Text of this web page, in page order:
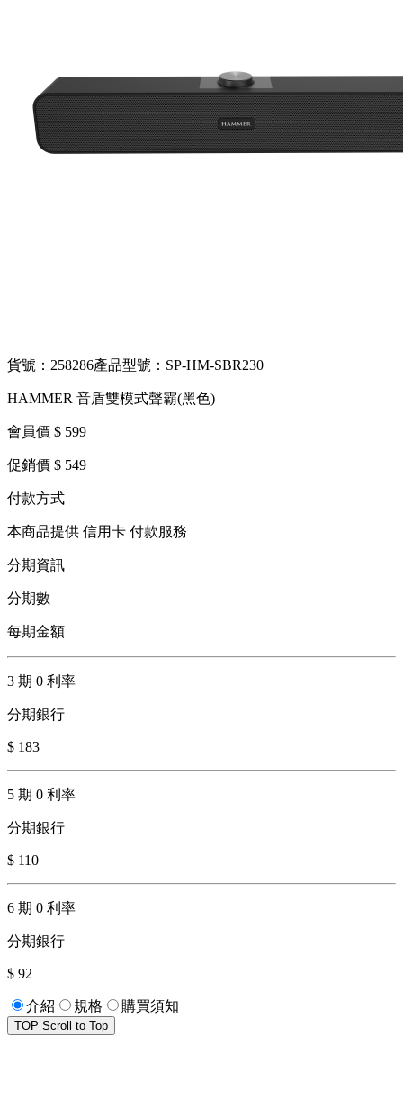
貨號：258286產品型號：SP-HM-SBR230
HAMMER 音盾雙模式聲霸(黑色)
會員價 $ 599
促銷價 $ 549
付款方式
本商品提供 信用卡 付款服務
分期資訊
分期數
每期金額
3 期 0 利率
分期銀行
$ 183
5 期 0 利率
分期銀行
$ 110
6 期 0 利率
分期銀行
$ 92
介紹 規格 購買須知
TOP Scroll to Top